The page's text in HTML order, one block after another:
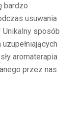
bardzo
usuwania
sposób
aromaterapia
przez nas